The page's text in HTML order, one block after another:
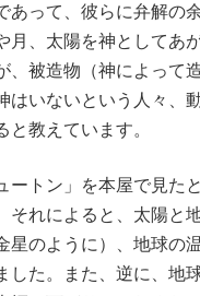
あって、彼らに弁解の
月、太陽を神としてあ
、被造物（神によって
はいないという人々、
と教えています。
ートン」を本屋で見た
それによると、太陽と
星のように）、地球の
した。また、逆に、地